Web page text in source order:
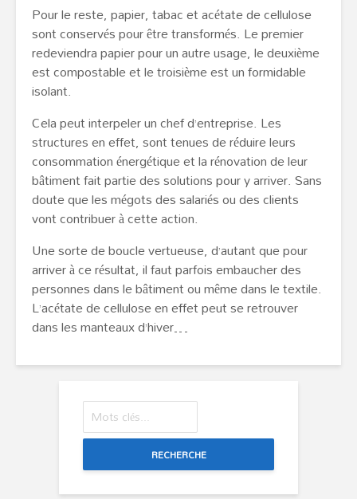
Pour le reste, papier, tabac et acétate de cellulose
sont conservés pour être transformés. Le premier
redeviendra papier pour un autre usage, le deuxième
est compostable et le troisième est un formidable
isolant.
Cela peut interpeler un chef d’entreprise. Les
structures en effet, sont tenues de réduire leurs
consommation énergétique et la rénovation de leur
bâtiment fait partie des solutions pour y arriver. Sans
doute que les mégots des salariés ou des clients
vont contribuer à cette action.
Une sorte de boucle vertueuse, d’autant que pour
arriver à ce résultat, il faut parfois embaucher des
personnes dans le bâtiment ou même dans le textile.
L’acétate de cellulose en effet peut se retrouver
dans les manteaux d’hiver…
RECHERCHE